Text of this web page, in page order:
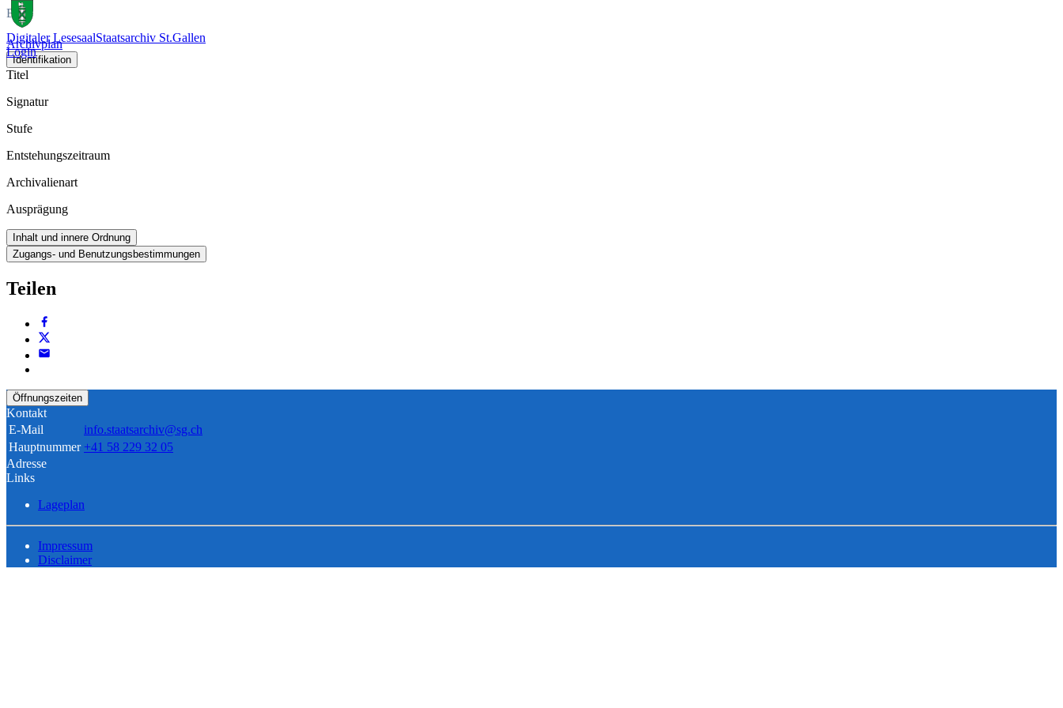
Digitaler LesesaalStaatsarchiv St.Gallen
Login
Buch
Archivplan
Identifikation
Titel
Signatur
Stufe
Entstehungszeitraum
Archivalienart
Ausprägung
Inhalt und innere Ordnung
Zugangs- und Benutzungsbestimmungen
Teilen
Öffnungszeiten
Kontakt
E-Mail
info.staatsarchiv@sg.ch
Hauptnummer +41 58 229 32 05
Adresse
Links
Lageplan
Impressum
Disclaimer